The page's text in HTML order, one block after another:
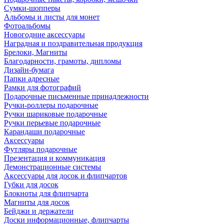
Сумки-шопперы
Альбомы и листы для монет
Фотоальбомы
Новогодние аксессуары
Наградная и поздравительная продукция
Брелоки, Магниты
Благодарности, грамоты, дипломы
Дизайн-бумага
Папки адресные
Рамки для фотографий
Подарочные письменные принадлежности
Ручки-роллеры подарочные
Ручки шариковые подарочные
Ручки перьевые подарочные
Карандаши подарочные
Аксессуары
Футляры подарочные
Презентация и коммуникация
Демонстрационные системы
Аксессуары для досок и флипчартов
Губки для досок
Блокноты для флипчарта
Магниты для досок
Бейджи и держатели
Доски информационные, флипчарты